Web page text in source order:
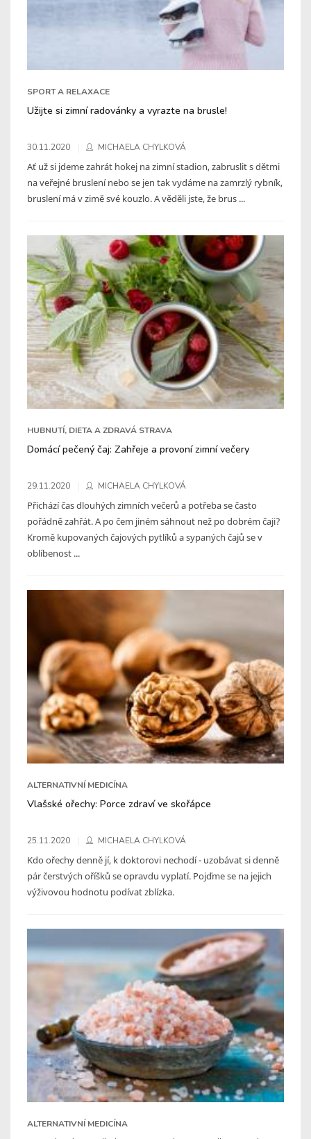
SPORT A RELAXACE
Užijte si zimní radovánky a vyrazte na brusle!
30.11.2020 MICHAELA CHYLKOVÁ
Ať už si jdeme zahrát hokej na zimní stadion, zabruslit s dětmi
na veřejné bruslení nebo se jen tak vydáme na zamrzlý rybník,
bruslení má v zimě své kouzlo. A věděli jste, že brus ...
HUBNUTÍ, DIETA A ZDRAVÁ STRAVA
Domácí pečený čaj: Zahřeje a provoní zimní večery
29.11.2020 MICHAELA CHYLKOVÁ
Přichází čas dlouhých zimních večerů a potřeba se často
pořádně zahřát. A po čem jiném sáhnout než po dobrém čaji?
Kromě kupovaných čajových pytlíků a sypaných čajů se v
oblíbenost ...
ALTERNATIVNÍ MEDICÍNA
Vlašské ořechy: Porce zdraví ve skořápce
25.11.2020 MICHAELA CHYLKOVÁ
Kdo ořechy denně jí, k doktorovi nechodí - uzobávat si denně
pár čerstvých oříšků se opravdu vyplatí. Pojďme se na jejich
výživovou hodnotu podívat zblízka.
ALTERNATIVNÍ MEDICÍNA